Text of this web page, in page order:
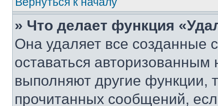
» Что делает функция
Она удаляет все созданные
оставаться
выполняют другие функции,
прочитанных сообщений,